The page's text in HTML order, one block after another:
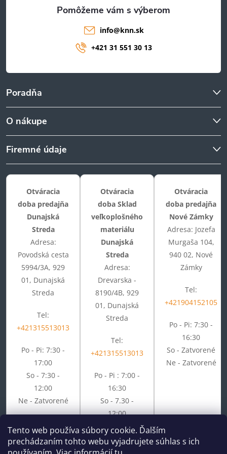
Tento web používa súbory cookie. Ďalším
prechádzaním tohto webu vyjadrujete súhlas s ich
Poradňa
O nákupe
Firemné údaje
info@knn.sk
+421 31 551 30 13
Otváracia
doba predajňa
Dunajská
Streda
Adresa:
Povodská cesta
5994/3A, 929
01, Dunajská
Streda
Tel:
+421315513013
Po - Pi: 7:30 -
17:00
So - 7:30 -
12:00
Ne - Zatvorené
Otváracia
doba Sklad
veľkoplošného
materiálu
Dunajská
Streda
Adresa:
Drevarska -
8190/4B, 929
01, Dunajská
Streda
Tel:
+421315513013
Po - Pi : 7:00 -
16:30
So - 7.30 -
12:00
Ne - Zatvorené
Otváracia
doba predajňa
Nové Zámky
Adresa: Jozefa
Murgaša 104,
940 02, Nové
Zámky
Tel:
+421904152105
Po - Pi: 7:30 -
16:30
So - Zatvorené
Ne - Zatvorené